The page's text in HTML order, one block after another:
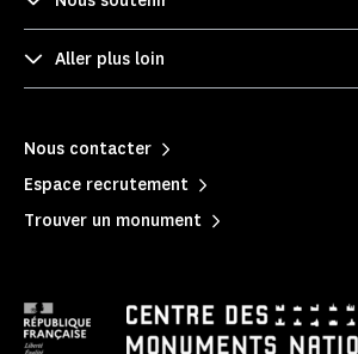
Aller plus loin
Nous contacter
Espace recrutement
Trouver un monument